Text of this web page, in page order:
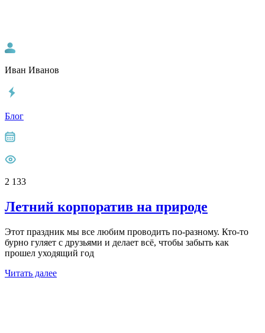
Иван Иванов
Блог
2 133
Летний корпоратив на природе
Этот праздник мы все любим проводить по-разному. Кто-то
бурно гуляет с друзьями и делает всё, чтобы забыть как
прошел уходящий год
Читать далее